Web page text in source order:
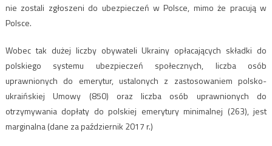
nie zostali zgłoszeni do ubezpieczeń w Polsce, mimo że pracują w
Polsce.
Wobec tak dużej liczby obywateli Ukrainy opłacających składki do
polskiego systemu ubezpieczeń społecznych, liczba osób
uprawnionych do emerytur, ustalonych z zastosowaniem polsko-
ukraińskiej Umowy (850) oraz liczba osób uprawnionych do
otrzymywania dopłaty do polskiej emerytury minimalnej (263), jest
marginalna (dane za październik 2017 r.)